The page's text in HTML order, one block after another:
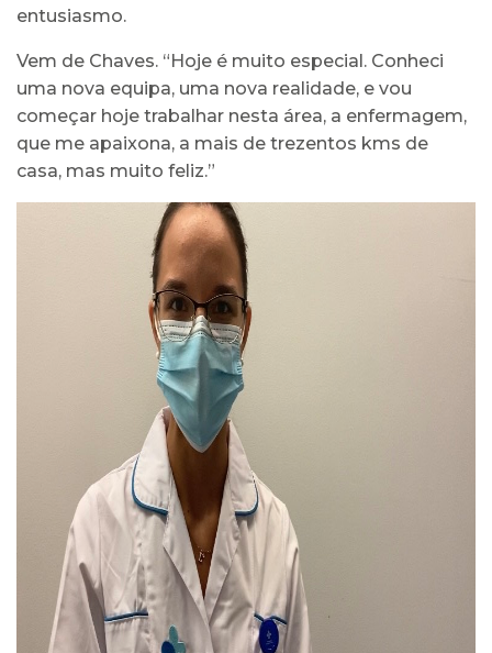
entusiasmo.
Vem de Chaves. “Hoje é muito especial. Conheci
uma nova equipa, uma nova realidade, e vou
começar hoje trabalhar nesta área, a enfermagem,
que me apaixona, a mais de trezentos kms de
casa, mas muito feliz.”